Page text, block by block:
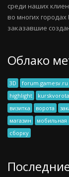
среди наших
во многих городах
заказавшие
Облако
3D forum.gamesv.ru
highlight
визитка
ворота
магазин
мобильная
сборку